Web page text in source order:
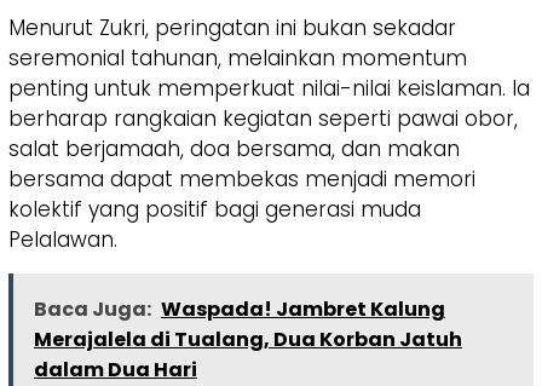
​Menurut Zukri, peringatan ini bukan sekadar
seremonial tahunan, melainkan momentum
penting untuk memperkuat nilai-nilai keislaman. Ia
berharap rangkaian kegiatan seperti pawai obor,
salat berjamaah, doa bersama, dan makan
bersama dapat membekas menjadi memori
kolektif yang positif bagi generasi muda
Pelalawan.
Baca Juga: Waspada! Jambret Kalung
Merajalela di Tualang, Dua Korban Jatuh
dalam Dua Hari